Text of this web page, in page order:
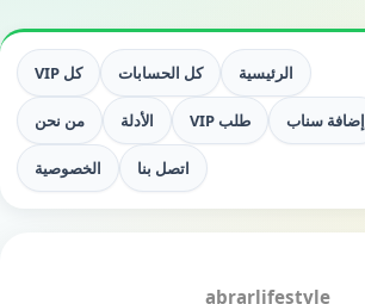
الرئيسية كل الحسابات كل VIP
إضافة سناب طلب VIP الأدلة من نحن
اتصل بنا الخصوصية
abrarlifestyle